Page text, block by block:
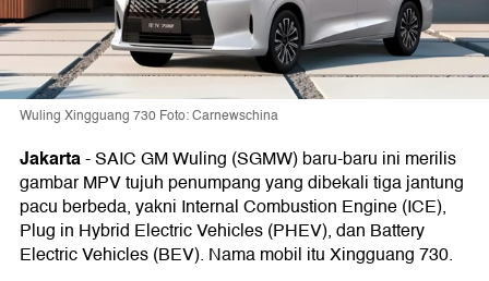
Wuling Xingguang 730 Foto: Carnewschina
Jakarta-SAIC GM Wuling (SGMW) baru-baru ini merilis
gambar MPV tujuh penumpang yang dibekali tiga jantung
pacu berbeda, yakni Internal Combustion Engine (ICE),
Plug in Hybrid Electric Vehicles (PHEV), dan Battery
Electric Vehicles (BEV). Nama mobil itu Xingguang 730.